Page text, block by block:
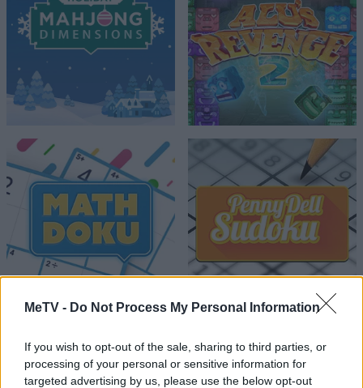
MeTV - Do Not Process My Personal Information
If you wish to opt-out of the sale, sharing to third parties, or
processing of your personal or sensitive information for
targeted advertising by us, please use the below opt-out